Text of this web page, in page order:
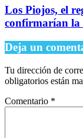
Los Piojos, el
confirmarían la
Deja un
Tu dirección de
obligatorios están
Comentario *